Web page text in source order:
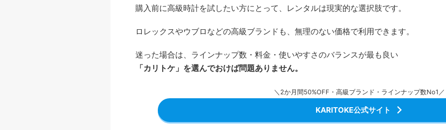
購入前に高級時計を試したい方にとって、レンタルは現実的な選択肢です。
ロレックスやウブロなどの高級ブランドも、無理のない価格で利用できます。
迷った場合は、ラインナップ数・料金・使いやすさのバランスが最も良い
「カリトケ」を選んでおけば問題ありません。
＼2か月間50%OFF・高級ブランド・ラインナップ数No1／
KARITOKE公式サイト